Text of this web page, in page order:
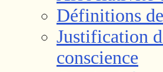
Définitions
Justification
conscience